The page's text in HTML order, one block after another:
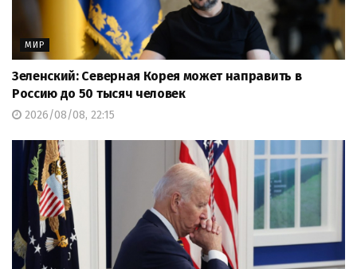
МИР
Зеленский: Северная Корея может направить в
Россию до 50 тысяч человек
2026/08/08, 22:15